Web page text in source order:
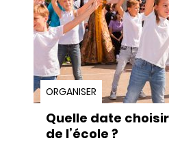
ORGANISER
Quelle date
de l’école ?